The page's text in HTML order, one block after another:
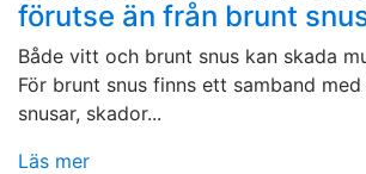
förutse än från brunt
Både vitt och brunt snus kan skada
För brunt snus finns ett samband
snusar, skador...
Läs mer